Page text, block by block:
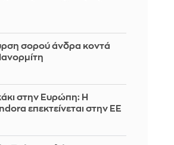
σορού άνδρα κοντά
στην Ευρώπη: Η
επεκτείνεται στην ΕΕ